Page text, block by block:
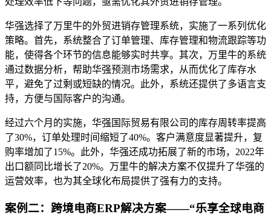
华强选择了万里牛的外贸进销存管理系统，实施了一系列优化
策略。首先，系统整合了订单管理、库存管理和物流跟踪等功
能，使得各个环节的信息能够实时共享。其次，万里牛的系统
通过数据分析，帮助华强预测市场需求，从而优化了库存水
平，避免了过剩或短缺的情况。此外，系统还提供了多语言支
持，方便与国际客户的沟通。
经过六个月的实施，华强国际贸易有限公司的库存周转率提高
了30%，订单处理时间缩短了40%。客户满意度显著提升，复
购率增加了15%。此外，华强还成功拓展了新的市场，2022年
出口额同比增长了20%。万里牛的解决方案不仅提升了华强的
运营效率，也为其全球化布局提供了强有力的支持。
案例二：跨境电商ERP解决方案——“乐享全球电商